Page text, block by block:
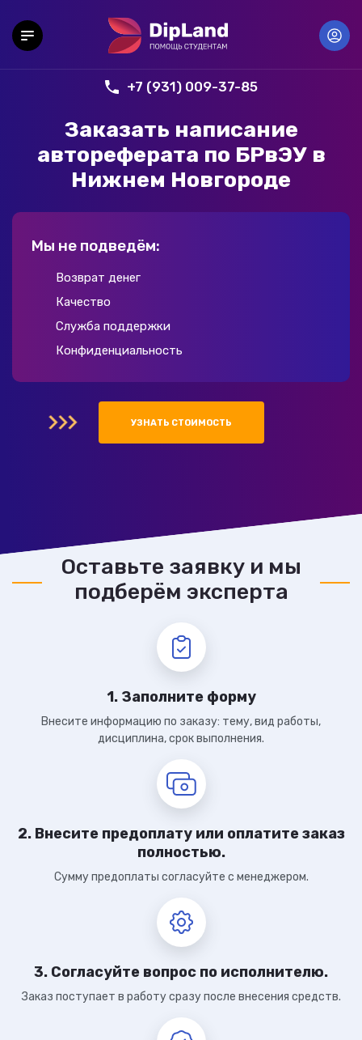
+7 (931) 009-37-85
Заказать написание
автореферата по БРвЭУ в
Нижнем Новгороде
Мы не подведём:
Возврат денег
Качество
Служба поддержки
Конфиденциальность
УЗНАТЬ СТОИМОСТЬ
Оставьте заявку и мы
подберём эксперта
1. Заполните форму
Внесите информацию по заказу: тему, вид работы,
дисциплина, срок выполнения.
2. Внесите предоплату или оплатите заказ
полностью.
Сумму предоплаты согласуйте с менеджером.
3. Согласуйте вопрос по исполнителю.
Заказ поступает в работу сразу после внесения средств.